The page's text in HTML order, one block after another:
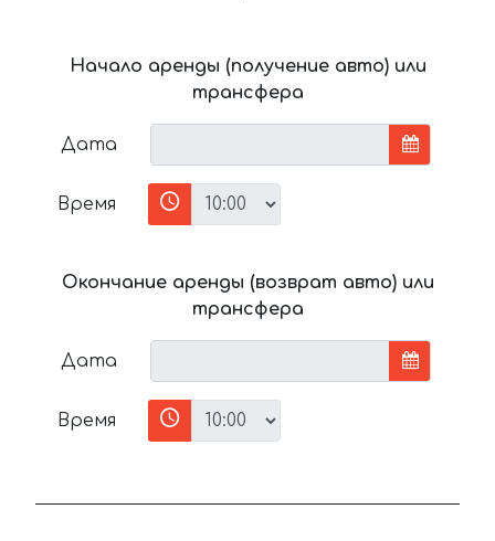
Начало аренды (получение авто) или
трансфера
Дата
Время
Окончание аренды (возврат авто) или
трансфера
Дата
Время